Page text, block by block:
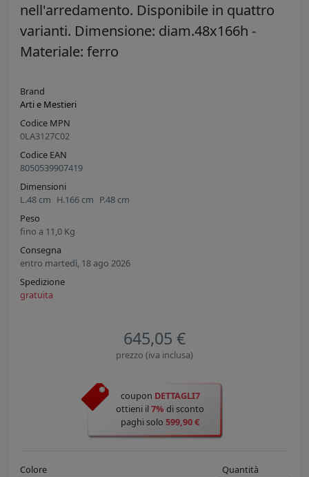
nell'arredamento. Disponibile in quattro
varianti. Dimensione: diam.48x166h -
Materiale: ferro
Brand
Arti e Mestieri
Codice MPN
0LA3127C02
Codice EAN
8050539907419
Dimensioni
L.48 cm H.166 cm P.48 cm
Peso
fino a 11,0 Kg
Consegna
entro martedì, 18 ago 2026
Spedizione
gratuita
645,05 €
prezzo (iva inclusa)
coupon DETTAGLI7
ottieni il7% di sconto
paghi solo 599,90 €
Colore Quantità